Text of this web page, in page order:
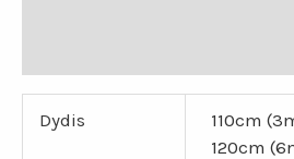
Dydis
110cm
120cm